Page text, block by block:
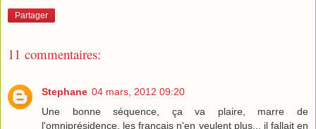
Partager
11 commentaires:
Stephane 04 mars, 2012 09:20
Une bonne séquence, ça va plaire, marre de
l'omniprésidence, les français n'en veulent plus... il fallait en